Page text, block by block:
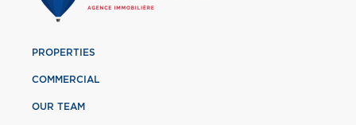
PROPERTIES
COMMERCIAL
OUR TEAM